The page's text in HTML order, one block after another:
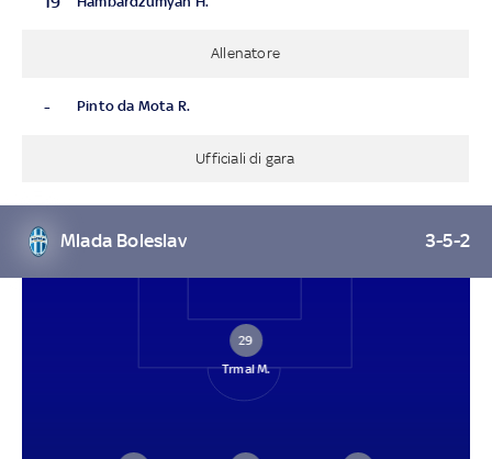
Allenatore
- Pinto da Mota R.
Ufficiali di gara
Mlada Boleslav 3-5-2
29
Trmal M.